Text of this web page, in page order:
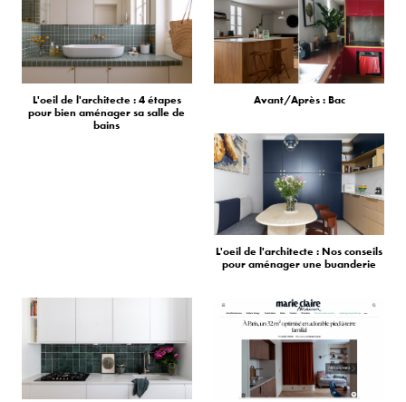
L'oeil de l'architecte : 4 étapes
pour bien aménager sa salle de
bains
Avant/Après : Bac
L'oeil de l'architecte : Nos conseils
pour aménager une buanderie